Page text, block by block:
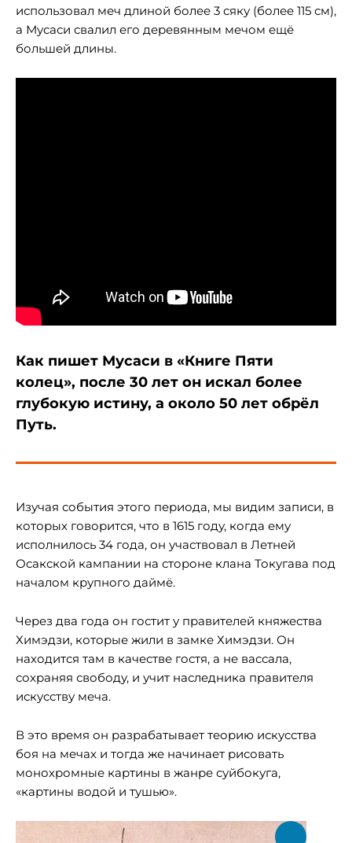
использовал меч длиной более 3 сяку (более 115 см),
а Мусаси свалил его деревянным мечом ещё
большей длины.
Как пишет Мусаси в «Книге Пяти
колец», после 30 лет он искал более
глубокую истину, а около 50 лет обрёл
Путь.
Изучая события этого периода, мы видим записи, в
которых говорится, что в 1615 году, когда ему
исполнилось 34 года, он участвовал в Летней
Осакской кампании на стороне клана Токугава под
началом крупного даймё.
Через два года он гостит у правителей княжества
Химэдзи, которые жили в замке Химэдзи. Он
находится там в качестве гостя, а не вассала,
сохраняя свободу, и учит наследника правителя
искусству меча.
В это время он разрабатывает теорию искусства
боя на мечах и тогда же начинает рисовать
монохромные картины в жанре суйбокуга,
«картины водой и тушью».